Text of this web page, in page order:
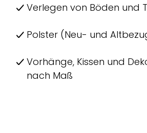
Verlegen von Böden und
Polster (Neu- und
Vorhänge, Kissen und
nach Maß